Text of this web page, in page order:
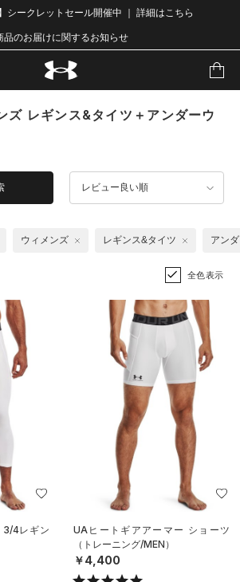
シークレットセール開催中 ｜ 詳細はこちら
品のお届けに関するお知らせ
ズ レギンス&タイツ＋アンダーウ
レビュー良い順
ウィメンズ レギンス&タイツ アン
全色表示
3/4レギン
UAヒートギアアーマー ショーツ
（トレーニング/MEN）
￥4,400